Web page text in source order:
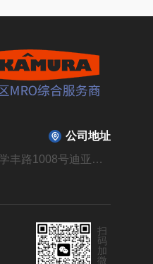
公司地址
湖南省长沙市岳麓区学士街道学丰路1008号迪亚溪谷山庄B310栋104号
扫
码
加
微